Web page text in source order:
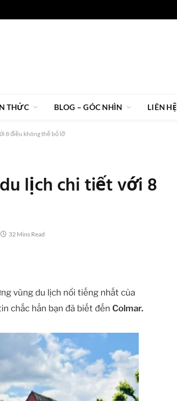
THỨC BLOG – GÓC NHÌN LIÊN HỆ
8 điều không thể bỏ lỡ
lịch chi tiết với 8
32 Mins Read
vùng du lịch nổi tiếng nhất của
chắc hẳn bạn đã biết đếnColmar.